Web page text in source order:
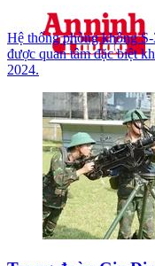
Hệ thống phòng không
được quan tâm đặc biệt
2024.